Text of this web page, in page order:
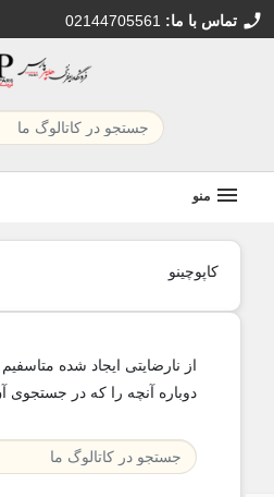
تماس با ما: 02144705561
منو
کاپوچینو
از نارضایتی ایجاد شده متاسفیم
دوباره آنچه را که در جستجوی آن